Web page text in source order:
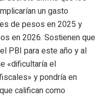
un gasto
de pesos en 2025 y
en 2026. Sostienen que
PBI para este año y al
«dificultaría el
y pondría en
califican como